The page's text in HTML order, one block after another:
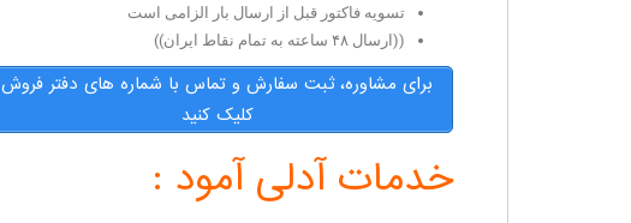
تسویه فاکتور قبل از ارسال بار الزامی است
((ارسال ۴۸ ساعته به تمام نقاط ایران))
برای مشاوره، ثبت سفارش و تماس با شماره های دفتر فروش
کلیک کنید
خدمات آدلی آمود :